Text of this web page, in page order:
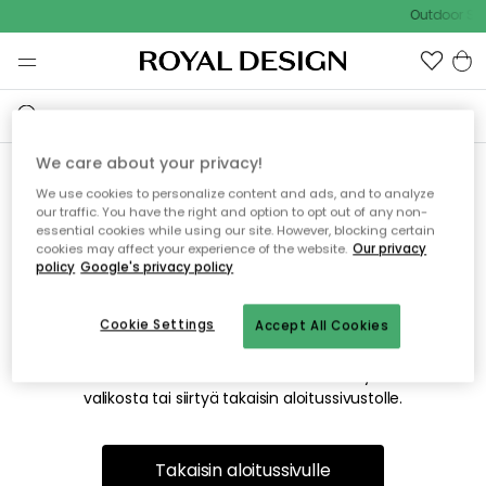
Outdoor
Emme valitettavasti löydä
etsimääsi sivua
Tämä voi johtua siitä, että sivua ei enää ole tai siitä, että se
on siirretty muualle. Pahoittelemme tästä mahdollisesti
valikosta tai siirtyä takaisin aloitussivustolle.
Takaisin aloitussivulle
We care about your privacy!
We use cookies to personalize content and ads, and to analyze
our traffic. You have the right and option to opt out of any non-
essential cookies while using our site. However, blocking certain
cookies may affect your experience of the website. Our privacy
policy Google's privacy policy
Accept All Cookies
Cookie Settings